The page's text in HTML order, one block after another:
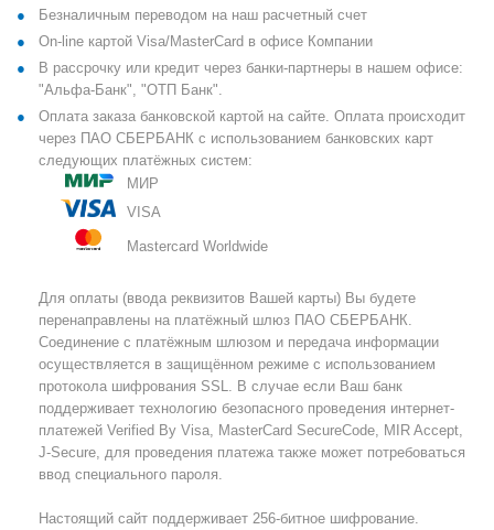
Безналичным переводом на наш расчетный счет
On-line картой Visa/MasterCard в офисе Компании
В рассрочку или кредит через банки-партнеры в нашем офисе:
"Альфа-Банк", "ОТП Банк".
Оплата заказа банковской картой на сайте. Оплата происходит
через ПАО СБЕРБАНК с использованием банковских карт
следующих платёжных систем:
МИР
VISA
Mastercard Worldwide
Для оплаты (ввода реквизитов Вашей карты) Вы будете
перенаправлены на платёжный шлюз ПАО СБЕРБАНК.
Соединение с платёжным шлюзом и передача информации
осуществляется в защищённом режиме с использованием
протокола шифрования SSL. В случае если Ваш банк
поддерживает технологию безопасного проведения интернет-
платежей Verified By Visa, MasterCard SecureCode, MIR Accept,
J-Secure, для проведения платежа также может потребоваться
ввод специального пароля.
Настоящий сайт поддерживает 256-битное шифрование.